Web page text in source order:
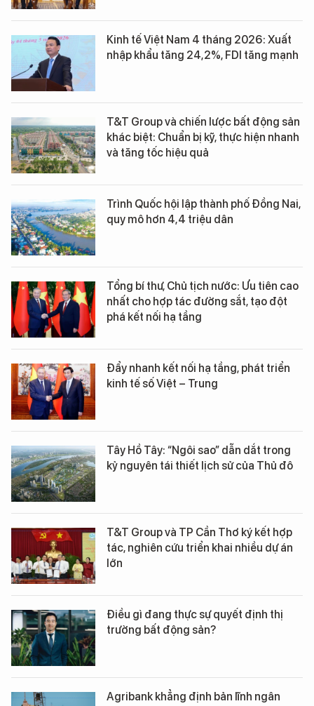
Kinh tế Việt Nam 4 tháng 2026: Xuất
nhập khẩu tăng 24,2%, FDI tăng mạnh
T&T Group và chiến lược bất động sản
khác biệt: Chuẩn bị kỹ, thực hiện nhanh
và tăng tốc hiệu quả
Trình Quốc hội lập thành phố Đồng Nai,
quy mô hơn 4,4 triệu dân
Tổng bí thư, Chủ tịch nước: Ưu tiên cao
nhất cho hợp tác đường sắt, tạo đột
phá kết nối hạ tầng
Đẩy nhanh kết nối hạ tầng, phát triển
kinh tế số Việt – Trung
Tây Hồ Tây: “Ngôi sao” dẫn dắt trong
kỷ nguyên tái thiết lịch sử của Thủ đô
T&T Group và TP Cần Thơ ký kết hợp
tác, nghiên cứu triển khai nhiều dự án
lớn
Điều gì đang thực sự quyết định thị
trường bất động sản?
Agribank khẳng định bản lĩnh ngân